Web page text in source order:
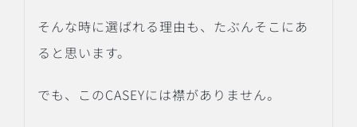
そんな時に選ばれる理由も、たぶんそこにあ
ると思います。
でも、このCASEYには襟がありません。